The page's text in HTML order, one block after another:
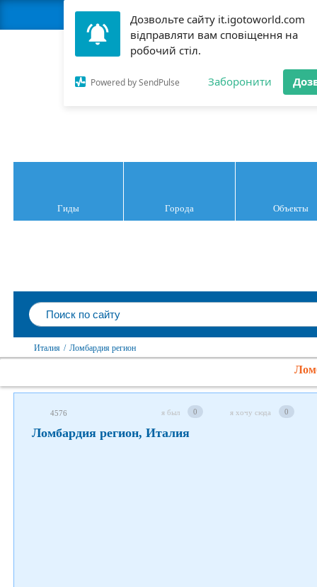
Дозвольте сайту it.igotoworld.com
відправляти вам сповіщення на
робочий стіл.
Powered by SendPulse Заборонити
Стать гидом
Италия
Гиды Города Объекты
Италия / Ломбардия регион
4576 я был 0 я хочу сюда 0
Ломбардия регион, Италия
Следите за нами в соцсетях